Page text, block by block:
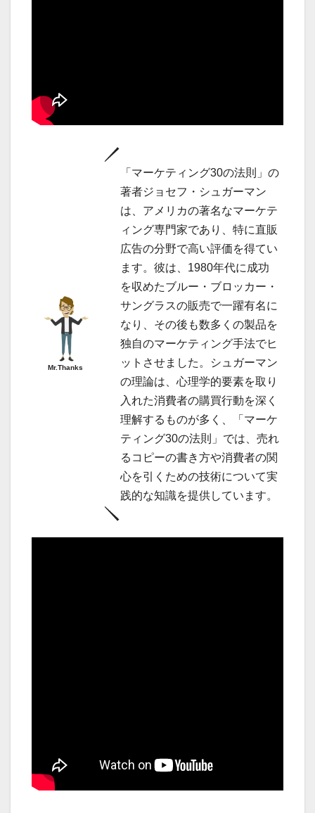
Mr.Thanks
「マーケティング30の法則」の
著者ジョセフ・シュガーマン
は、アメリカの著名なマーケテ
ィング専門家であり、特に直販
広告の分野で高い評価を得てい
ます。彼は、1980年代に成功
を収めたブルー・ブロッカー・
サングラスの販売で一躍有名に
なり、その後も数多くの製品を
独自のマーケティング手法でヒ
ットさせました。シュガーマン
の理論は、心理学的要素を取り
入れた消費者の購買行動を深く
理解するものが多く、「マーケ
ティング30の法則」では、売れ
るコピーの書き方や消費者の関
心を引くための技術について実
践的な知識を提供しています。